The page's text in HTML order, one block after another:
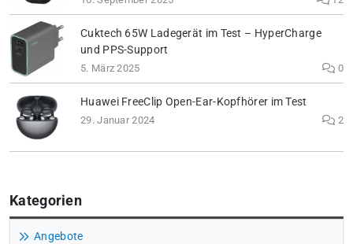
Cuktech 65W Ladegerät im Test – HyperCharge
und PPS-Support
5. März 2025 0
Huawei FreeClip Open-Ear-Kopfhörer im Test
29. Januar 2024 2
Kategorien
Angebote